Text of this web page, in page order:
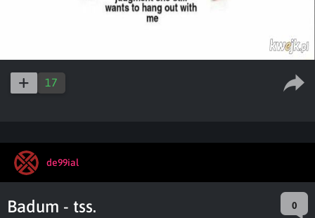
17
de99ial
Badum - tss. 0